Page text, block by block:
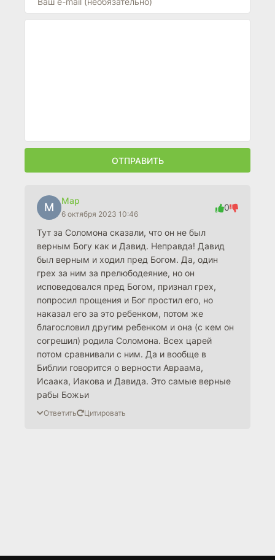
ОТПРАВИТЬ
М
Мар
6 октября 2023 10:46
0
Тут за Соломона сказали, что он не был
верным Богу как и Давид. Неправда! Давид
был верным и ходил пред Богом. Да, один
грех за ним за прелюбодеяние, но он
исповедовался пред Богом, признал грех,
попросил прощения и Бог простил его, но
наказал его за это ребенком, потом же
благословил другим ребенком и она (с кем он
согрешил) родила Соломона. Всех царей
потом сравнивали с ним. Да и вообще в
Библии говорится о верности Авраама,
Исаака, Иакова и Давида. Это самые верные
рабы Божьи
Ответить Цитировать